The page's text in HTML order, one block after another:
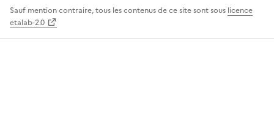
Sauf mention contraire, tous les contenus de ce site sont sous licence
etalab-2.0